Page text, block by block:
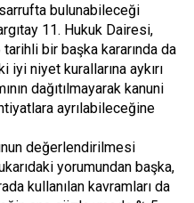
bulunabileceği
11. Hukuk Dairesi,
bir başka kararında da
iyi niyet kurallarına aykırı
dağıtılmayarak kanuni
ayrılabileceğine
değerlendirilmesi
yorumundan başka,
kullanılan kavramları da